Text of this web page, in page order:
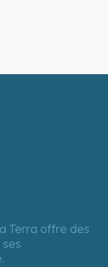
Terra offre des